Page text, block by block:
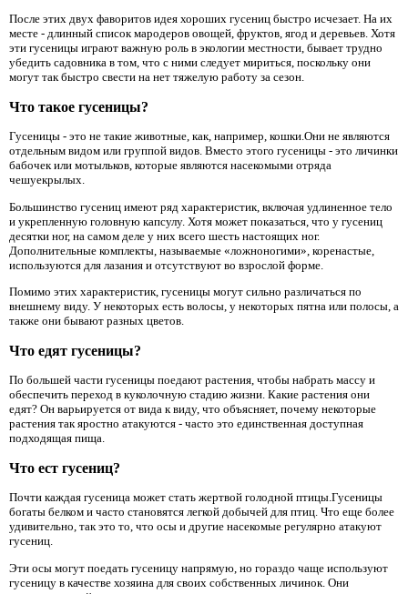
После этих двух фаворитов идея хороших гусениц быстро исчезает. На их
месте - длинный список мародеров овощей, фруктов, ягод и деревьев. Хотя
эти гусеницы играют важную роль в экологии местности, бывает трудно
убедить садовника в том, что с ними следует мириться, поскольку они
могут так быстро свести на нет тяжелую работу за сезон.
Что такое гусеницы?
Гусеницы - это не такие животные, как, например, кошки.Они не являются
отдельным видом или группой видов. Вместо этого гусеницы - это личинки
бабочек или мотыльков, которые являются насекомыми отряда
чешуекрылых.
Большинство гусениц имеют ряд характеристик, включая удлиненное тело
и укрепленную головную капсулу. Хотя может показаться, что у гусениц
десятки ног, на самом деле у них всего шесть настоящих ног.
Дополнительные комплекты, называемые «ложноногими», коренастые,
используются для лазания и отсутствуют во взрослой форме.
Помимо этих характеристик, гусеницы могут сильно различаться по
внешнему виду. У некоторых есть волосы, у некоторых пятна или полосы, а
также они бывают разных цветов.
Что едят гусеницы?
По большей части гусеницы поедают растения, чтобы набрать массу и
обеспечить переход в куколочную стадию жизни. Какие растения они
едят? Он варьируется от вида к виду, что объясняет, почему некоторые
растения так яростно атакуются - часто это единственная доступная
подходящая пища.
Что ест гусениц?
Почти каждая гусеница может стать жертвой голодной птицы.Гусеницы
богаты белком и часто становятся легкой добычей для птиц. Что еще более
удивительно, так это то, что осы и другие насекомые регулярно атакуют
гусениц.
Эти осы могут поедать гусеницу напрямую, но гораздо чаще используют
гусеницу в качестве хозяина для своих собственных личинок. Они